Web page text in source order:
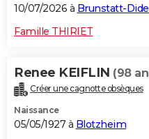
10/07/2026 à Brunstatt-
Famille THIRIET
Renee KEIFLIN (98
Créer une cagnotte obsèques
Naissance
05/05/1927 à Blotzheim